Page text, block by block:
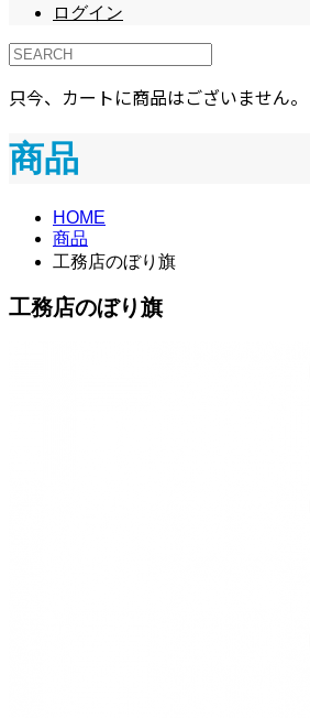
ログイン
只今、カートに商品はございません。
商品
HOME
商品
工務店のぼり旗
工務店のぼり旗